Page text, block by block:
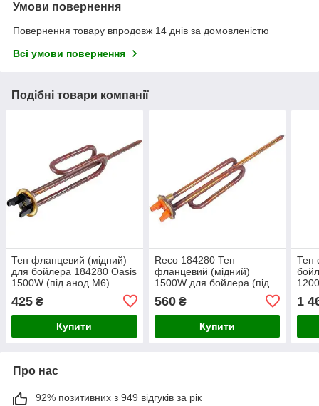
Умови повернення
Повернення товару впродовж 14 днів за домовленістю
Всі умови повернення
Подібні товари компанії
Тен фланцевий (мідний)
для бойлера 184280 Oasis
1500W (під анод M6)
425 ₴
Купити
Reco 184280 Тен
фланцевий (мідний)
1500W для бойлера (під
560₴
Купити
Тен
M5)
1
Про нас
92% позитивних з 949 відгуків за рік